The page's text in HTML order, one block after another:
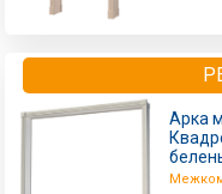
Арка